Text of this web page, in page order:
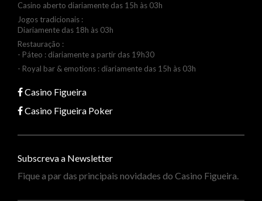
Casino aberto diariamente das 15h às 03h
Jogos tradicionais :
Diariamente das 18h às 03h
Restauração :
- Páteo : diariamente a partir das 19h30
- Royal bar & emotions : diariamente das 15h às 03h
Casino Figueira
Casino Figueira Poker
Subscreva a Newsletter
Fique a par das principais novidades do Casino Figueira.